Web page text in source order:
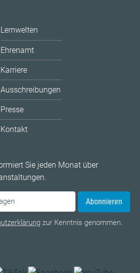
Lernwelten
Ehrenamt
Karriere
Ausschreibungen
Presse
Kontakt
Sie jeden Monat über
Abonnieren
zur Kenntnis genommen.